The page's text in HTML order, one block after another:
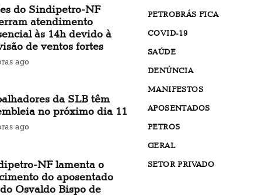
do Sindipetro-NF
atendimento
às 14h devido à
de ventos fortes
ago
da SLB têm
no próximo dia 11
ago
NF lamenta o
do aposentado
Osvaldo Bispo de
PETROBRÁS FICA
COVID-19
SAÚDE
DENÚNCIA
MANIFESTOS
APOSENTADOS
PETROS
GERAL
SETOR PRIVADO